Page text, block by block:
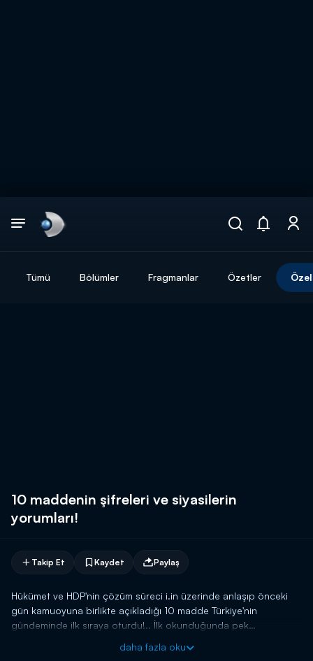
Tümü Bölümler Fragmanlar Özetler
10 maddenin şifreleri ve siyasilerin
yorumları!
Takip Et Kaydet Paylaş
Hükümet ve HDP'nin çözüm süreci i.in üzerinde anlaşıp önceki
gün kamuoyuna birlikte açıkladığı 10 madde Türkiye'nin
gündeminde ilk sıraya oturdu!.. İlk okunduğunda pek
HDP ve PKK'nın anlaştığı 10 maddenin şifreleri ve siyasilerin 10
daha fazla oku